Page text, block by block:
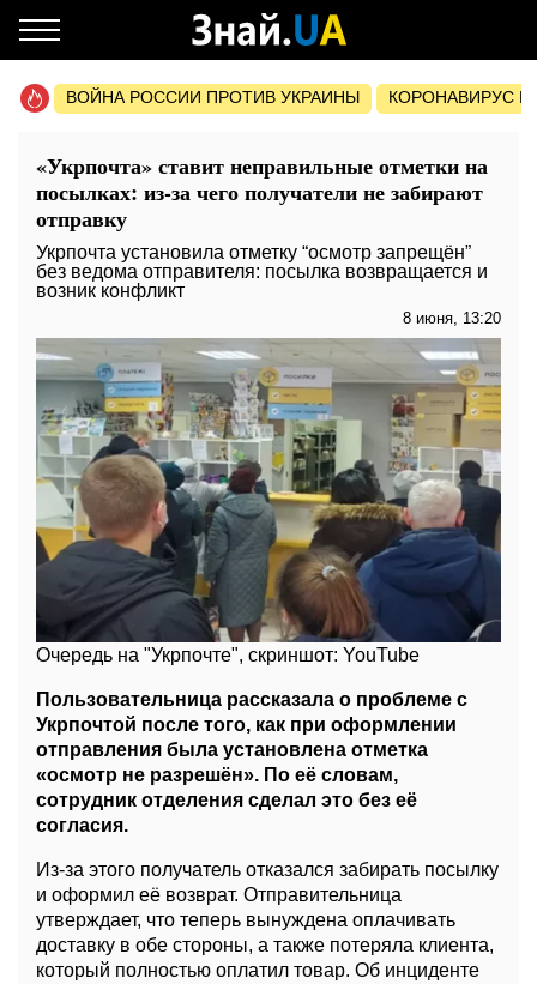
ВОЙНА РОССИИ ПРОТИВ УКРАИНЫ КОРОНАВИРУС В
«Укрпочта» ставит неправильные отметки на
посылках: из-за чего получатели не забирают
отправку
Укрпочта установила отметку “осмотр запрещён”
без ведома отправителя: посылка возвращается и
возник конфликт
8 июня, 13:20
Очередь на "Укрпочте", скриншот: YouTube
Пользовательница рассказала о проблеме с
Укрпочтой после того, как при оформлении
отправления была установлена отметка
«осмотр не разрешён». По её словам,
сотрудник отделения сделал это без её
согласия.
Из-за этого получатель отказался забирать посылку
и оформил её возврат. Отправительница
утверждает, что теперь вынуждена оплачивать
доставку в обе стороны, а также потеряла клиента,
который полностью оплатил товар. Об инциденте